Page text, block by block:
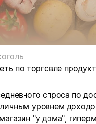
по торговле
спроса по
уровнем
"у дома",